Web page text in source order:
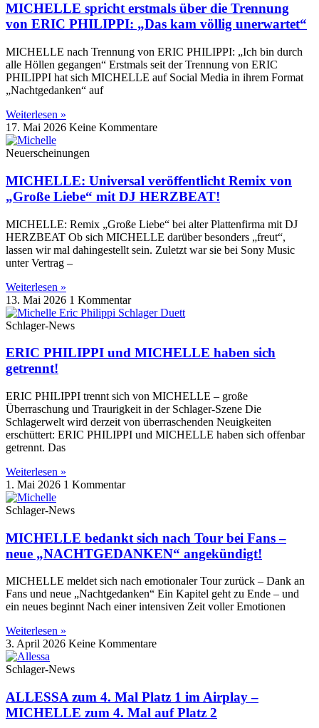
MICHELLE spricht erstmals über die Trennung
von ERIC PHILIPPI: „Das kam völlig unerwartet“
MICHELLE nach Trennung von ERIC PHILIPPI: „Ich bin durch
alle Höllen gegangen“ Erstmals seit der Trennung von ERIC
PHILIPPI hat sich MICHELLE auf Social Media in ihrem Format
„Nachtgedanken“ auf
Weiterlesen »
17. Mai 2026 Keine Kommentare
Neuerscheinungen
MICHELLE: Universal veröffentlicht Remix von
„Große Liebe“ mit DJ HERZBEAT!
MICHELLE: Remix „Große Liebe“ bei alter Plattenfirma mit DJ
HERZBEAT Ob sich MICHELLE darüber besonders „freut“,
lassen wir mal dahingestellt sein. Zuletzt war sie bei Sony Music
unter Vertrag –
Weiterlesen »
13. Mai 2026 1 Kommentar
Schlager-News
ERIC PHILIPPI und MICHELLE haben sich
getrennt!
ERIC PHILIPPI trennt sich von MICHELLE – große
Überraschung und Traurigkeit in der Schlager-Szene Die
Schlagerwelt wird derzeit von überraschenden Neuigkeiten
erschüttert: ERIC PHILIPPI und MICHELLE haben sich offenbar
getrennt. Das
Weiterlesen »
1. Mai 2026 1 Kommentar
Schlager-News
MICHELLE bedankt sich nach Tour bei Fans –
neue „NACHTGEDANKEN“ angekündigt!
MICHELLE meldet sich nach emotionaler Tour zurück – Dank an
Fans und neue „Nachtgedanken“ Ein Kapitel geht zu Ende – und
ein neues beginnt Nach einer intensiven Zeit voller Emotionen
Weiterlesen »
3. April 2026 Keine Kommentare
Schlager-News
ALLESSA zum 4. Mal Platz 1 im Airplay –
MICHELLE zum 4. Mal auf Platz 2